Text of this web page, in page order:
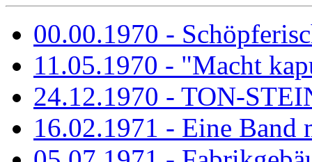
00.00.1970 -
11.05.1970 - "Macht
24.12.1970 - TON-
16.02.1971 - Eine Band